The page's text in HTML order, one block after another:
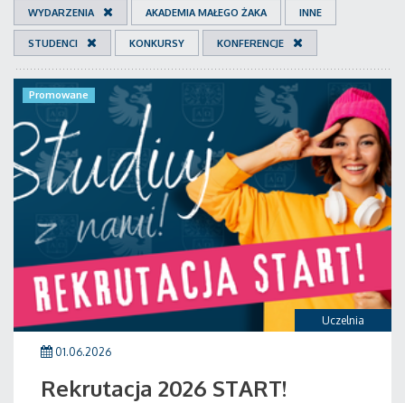
WYDARZENIA AKADEMIA MAŁEGO ŻAKA INNE
STUDENCI KONKURSY KONFERENCJE
Uczelnia
Promowane
01.06.2026
Rekrutacja 2026 START!